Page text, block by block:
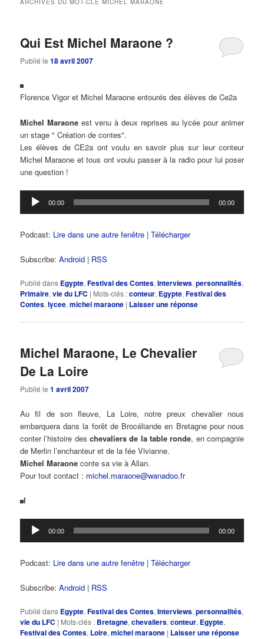
ARCHIVES DU MOT-CLÉMICHEL MARAONE
Qui Est Michel Maraone ?
Publié le18 avril 2007
Florence Vigor et Michel Maraone entourés des élèves de Ce2a
Michel Maraone est venu à deux reprises au lycée pour animer
un stage " Création de contes".
Les élèves de CE2a ont voulu en savoir plus sur leur conteur
Michel Maraone et tous ont voulu passer à la radio pour lui poser
une question !
Lecteur
audio
00:00 00:00
Podcast: Lire dans une autre fenêtre |Télécharger
Subscribe:Android | RSS
Publié dans Egypte,Festival des Contes,Interviews,personnalités,
Primaire,vie du LFC | Mots-clés :conteur, Egypte,Festival des
Contes,lycee,michel maraone | Laisser une réponse
Michel Maraone, Le Chevalier
De La Loire
Publié le1 avril 2007
Au fil de son fleuve, La Loire, notre preux chevalier nous
embarquera dans la forêt de Brocéliande en Bretagne pour nous
conter l’histoire deschevaliers de la table ronde, en compagnie
de Merlin l’enchanteur et de la fée Vivianne.
Michel Maraone conte sa vie à Allan.
Pour tout contact : michel.maraone@wanadoo.fr
l
Lecteur
audio
00:00 00:00
Podcast: Lire dans une autre fenêtre |Télécharger
Subscribe:Android | RSS
Publié dans Egypte,Festival des Contes,Interviews,personnalités,
vie du LFC | Mots-clés : Bretagne,chevaliers,conteur, Egypte,
Festival des Contes, Loire,michel maraone | Laisser une réponse